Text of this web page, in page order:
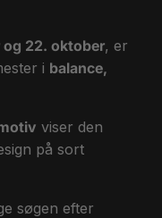
22. oktober, er
i balance,
viser den
på sort
søgen efter